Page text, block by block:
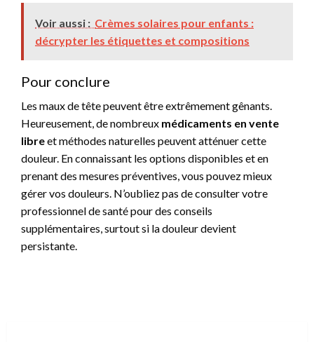
Voir aussi : Crèmes solaires pour enfants :
décrypter les étiquettes et compositions
Pour conclure
Les maux de tête peuvent être extrêmement gênants.
Heureusement, de nombreux médicaments en vente
libreet méthodes naturelles peuvent atténuer cette
douleur. En connaissant les options disponibles et en
prenant des mesures préventives, vous pouvez mieux
gérer vos douleurs. N’oubliez pas de consulter votre
professionnel de santé pour des conseils
supplémentaires, surtout si la douleur devient
persistante.